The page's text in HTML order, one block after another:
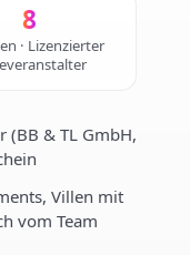
8
· Lizenzierter
(BB & TL GmbH,
Villen mit
vom Team